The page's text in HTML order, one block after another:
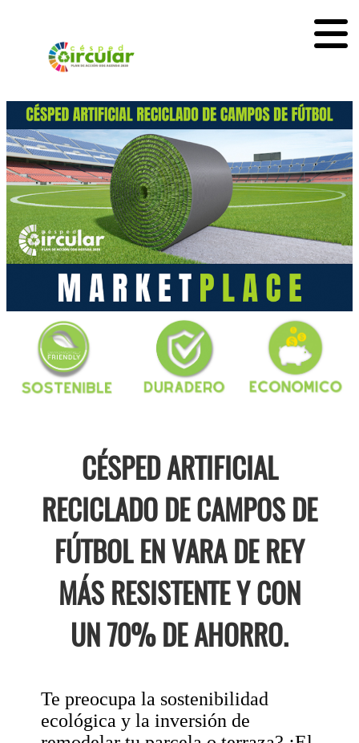
CÉSPED ARTIFICIAL
RECICLADO DE CAMPOS DE
FÚTBOL EN VARA DE REY
MÁS RESISTENTE Y CON
UN 70% DE AHORRO.
Te preocupa la sostenibilidad
ecológica y la inversión de